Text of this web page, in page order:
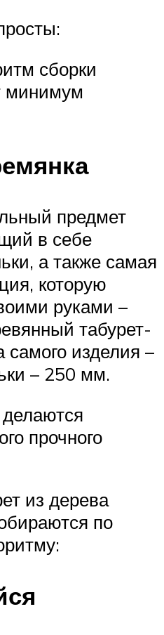
сборки
минимум
предмет
в себе
а также самая
которую
руками –
табурет-
изделия –
– 250 мм.
прочного
из дерева
по